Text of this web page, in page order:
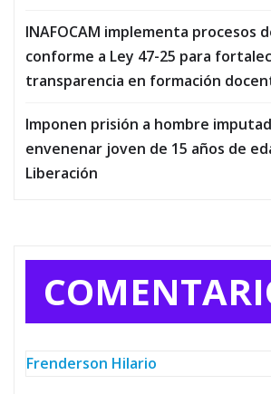
INAFOCAM implementa procesos
conforme a Ley 47-25 para
transparencia en formación
Imponen prisión a hombre
envenenar joven de 15 años de
Liberación
Frenderson Hilario